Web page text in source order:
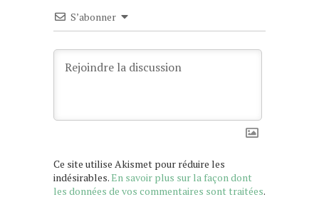
S’abonner
Ce site utilise Akismet pour réduire les
indésirables.En savoir plus sur la façon dont
les données de vos commentaires sont traitées.